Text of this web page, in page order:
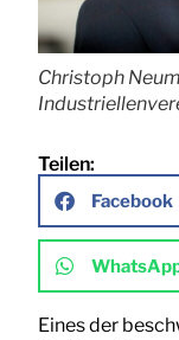
Christoph
Teilen:
Facebook
Eines der